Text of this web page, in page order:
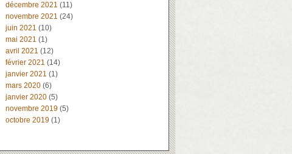
décembre 2021 (11)
novembre 2021 (24)
juin 2021 (10)
mai 2021 (1)
avril 2021 (12)
février 2021 (14)
janvier 2021 (1)
mars 2020 (6)
janvier 2020 (5)
novembre 2019 (5)
octobre 2019 (1)